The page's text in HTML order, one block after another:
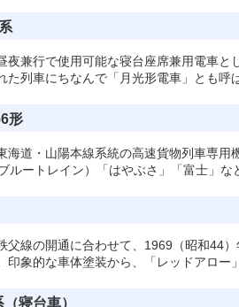
夜兼行で使用可能な寝台座席兼用電車
た列車にちなんで「月光形電車」とも
形
海道・山陽本線系統の高速貨物列車専
ルートレイン）「はやぶさ」「富士」
父線の開通に合わせて、1969（昭和44
印象的な車体塗装から、「レッドアロー
寝台車）